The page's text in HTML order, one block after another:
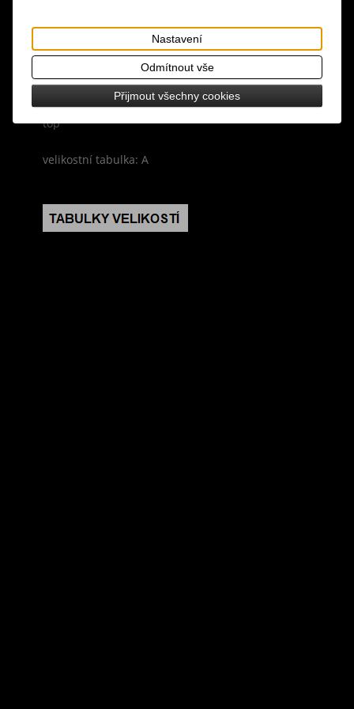
Tisk
materiál: 100% bavlna
design: černo-bílá barva, kovové hroty a křížky,
řetízková ramínka za krk, vzadu šněrování, bralet
top
velikostní tabulka: A
Nastavení
Odmítnout vše
Přijmout všechny cookies